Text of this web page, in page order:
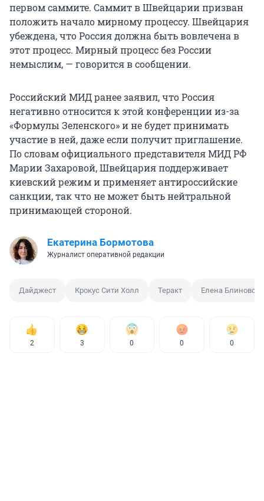
первом саммите. Саммит в Швейцарии призван
положить начало мирному процессу. Швейцария
убеждена, что Россия должна быть вовлечена в
этот процесс. Мирный процесс без России
немыслим, — говорится в сообщении.
Российский МИД ранее заявил, что Россия
негативно относится к этой конференции из-за
«Формулы Зеленского» и не будет принимать
участие в ней, даже если получит приглашение.
По словам официального представителя МИД РФ
Марии Захаровой, Швейцария поддерживает
киевский режим и применяет антироссийские
санкции, так что не может быть нейтральной
принимающей стороной.
Екатерина Бормотова
Журналист оперативной редакции
Дайджест Крокус Сити Холл Теракт Елена
2 3 0 0 0